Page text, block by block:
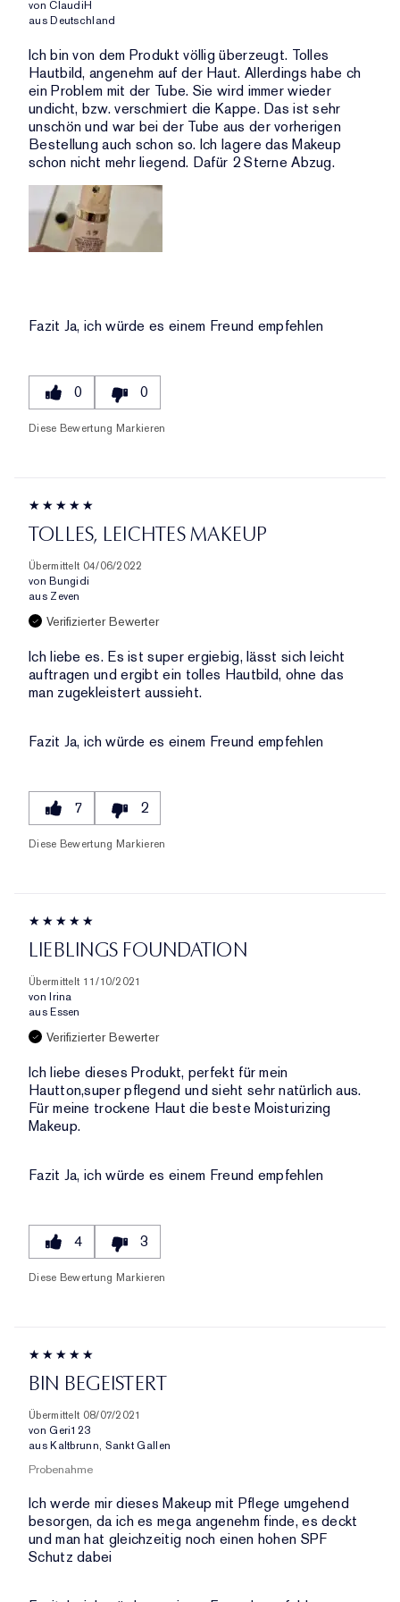
BEWERTUNGEN
ANZAHL
DER
BEWERTUNGEN
von ClaudiH
aus Deutschland
Ich bin von dem Produkt völlig überzeugt. Tolles
Hautbild, angenehm auf der Haut. Allerdings habe ch
ein Problem mit der Tube. Sie wird immer wieder
undicht, bzw. verschmiert die Kappe. Das ist sehr
unschön und war bei der Tube aus der vorherigen
Bestellung auch schon so. Ich lagere das Makeup
schon nicht mehr liegend. Dafür 2 Sterne Abzug.
Fazit Ja, ich würde es einem Freund empfehlen
0 0
Diese Bewertung Markieren
TOLLES, LEICHTES MAKEUP
Übermittelt 04/06/2022
von Bungidi
aus Zeven
Verifizierter Bewerter
Ich liebe es. Es ist super ergiebig, lässt sich leicht
auftragen und ergibt ein tolles Hautbild, ohne das
man zugekleistert aussieht.
Fazit Ja, ich würde es einem Freund empfehlen
7 2
Diese Bewertung Markieren
LIEBLINGS FOUNDATION
Übermittelt 11/10/2021
von Irina
aus Essen
Verifizierter Bewerter
Ich liebe dieses Produkt, perfekt für mein
Hautton,super pflegend und sieht sehr natürlich aus.
Für meine trockene Haut die beste Moisturizing
Makeup.
Fazit Ja, ich würde es einem Freund empfehlen
4 3
Diese Bewertung Markieren
BIN BEGEISTERT
Übermittelt 08/07/2021
von Geri123
aus Kaltbrunn, Sankt Gallen
Probenahme
Ich werde mir dieses Makeup mit Pflege umgehend
besorgen, da ich es mega angenehm finde, es deckt
und man hat gleichzeitig noch einen hohen SPF
Schutz dabei